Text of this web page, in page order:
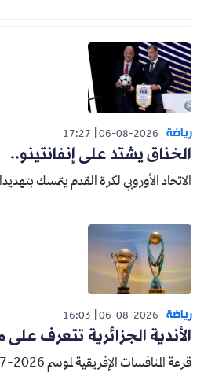
رياضة 06-08-2026
17:27
الخناق يشتد على إنفانتينو..
الاتحاد الأوروبي لكرة القدم يتمسك
رياضة 06-08-2026
16:03
الأندية الجزائرية تتعرف على
قرعة المنافسات الإفريقية لموسم 2026-2027.